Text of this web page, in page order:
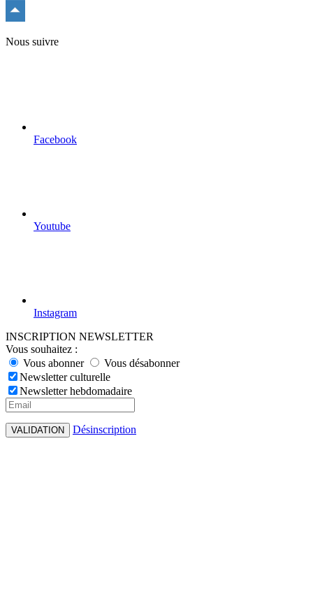
du
Nous suivre
Facebook
Youtube
Instagram
INSCRIPTION NEWSLETTER
Vous souhaitez :
Vous abonner
Vous désabonner
Newsletter culturelle
Newsletter hebdomadaire
VALIDATION Désinscription